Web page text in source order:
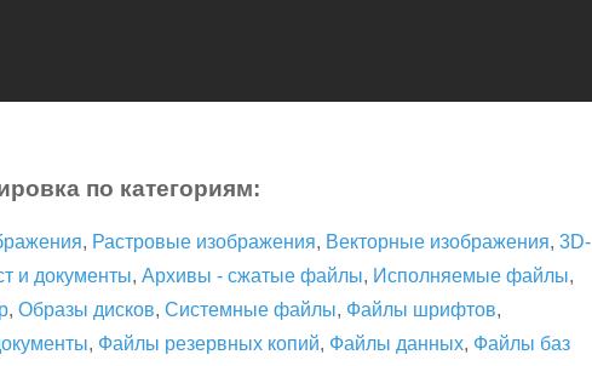
по категориям:
, Растровые изображения, Векторные изображения, 3D-
и документы, Архивы - сжатые файлы, Исполняемые файлы,
, Образы дисков, Системные файлы, Файлы шрифтов,
, Файлы резервных копий, Файлы данных, Файлы баз